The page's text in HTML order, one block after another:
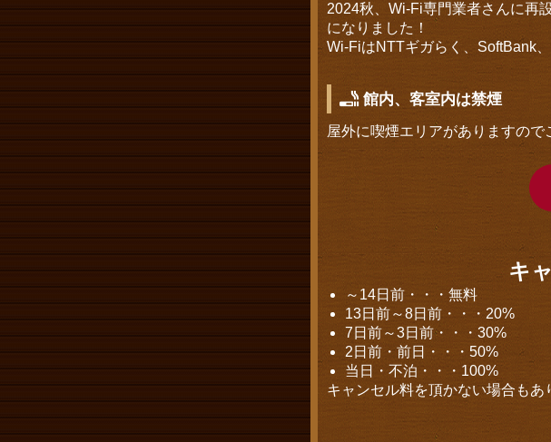
2024秋、Wi-Fi専門業者さんに再
になりました！
Wi-FiはNTTギガらく、SoftBank
館内、客室内は禁煙
屋外に喫煙エリアがありますので
キ
～14日前・・・無料
13日前～8日前・・・20%
7日前～3日前・・・30%
2日前・前日・・・50%
当日・不泊・・・100%
キャンセル料を頂かない場合もあ